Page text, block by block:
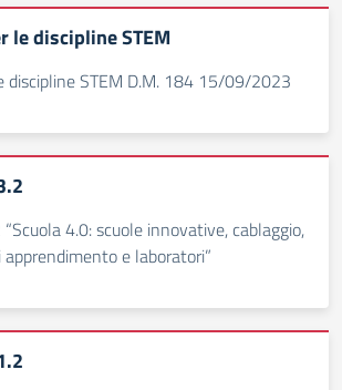
le discipline STEM
discipline STEM D.M. 184 15/09/2023
4.0: scuole innovative, cablaggio,
e laboratori”